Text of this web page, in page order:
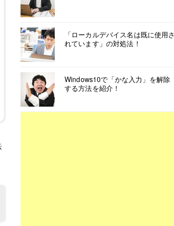
「ローカルデバイス名は既に使用さ
れています」の対処法！
Windows10で「かな入力」を解除
する方法を紹介！